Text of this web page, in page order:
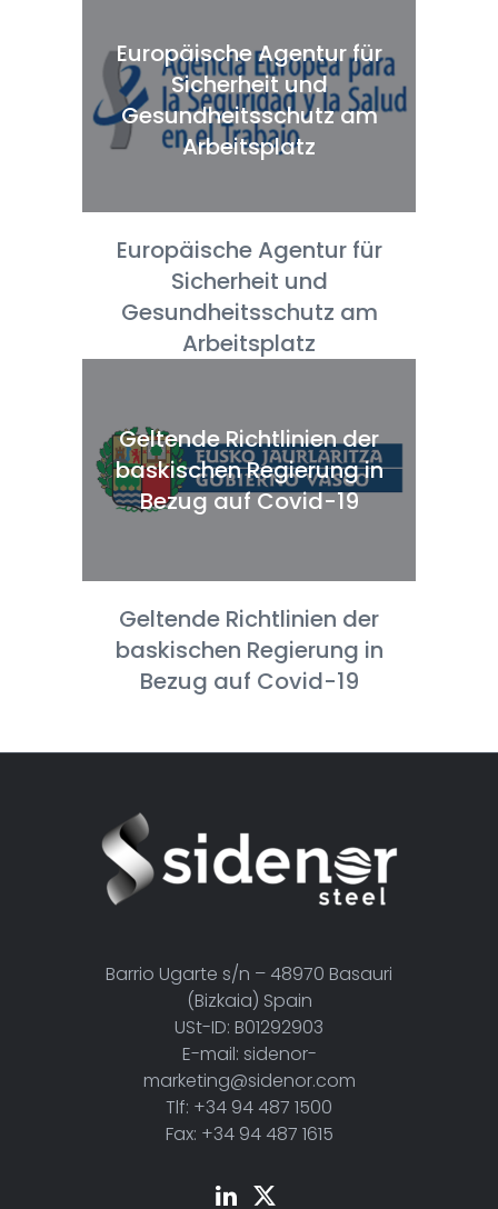
Europäische Agentur für
Sicherheit und
Gesundheitsschutz am
Arbeitsplatz
Europäische Agentur für
Sicherheit und
Gesundheitsschutz am
Arbeitsplatz
Geltende Richtlinien der
baskischen Regierung in
Bezug auf Covid-19
Geltende Richtlinien der
baskischen Regierung in
Bezug auf Covid-19
Barrio Ugarte s/n – 48970 Basauri
(Bizkaia) Spain
USt-ID: B01292903
E-mail: sidenor-
marketing@sidenor.com
Tlf: +34 94 487 1500
Fax: +34 94 487 1615